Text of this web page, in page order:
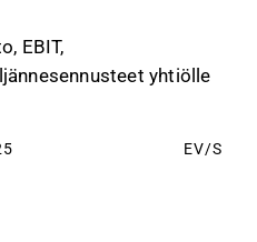
EBIT,
yhtiölle
EV/S